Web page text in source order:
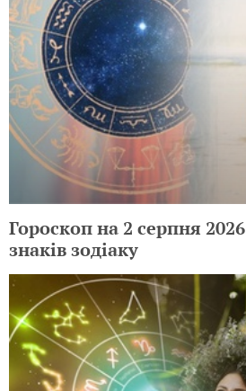
Гороскоп на 2 серпня
знаків зодіаку